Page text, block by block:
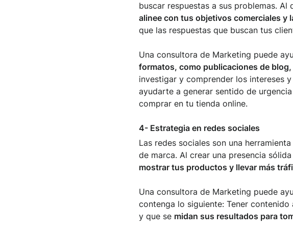
buscar respuestas a sus problemas.
alinee con tus objetivos comerciales y
que las respuestas que buscan tus
Una consultora de Marketing puede
formatos, como publicaciones de
investigar y comprender los intereses
ayudarte a generar sentido de
comprar en tu tienda online.
4- Estrategia en redes sociales
Las redes sociales son una
de marca. Al crear una presencia
mostrar tus productos y llevar más
Una consultora de Marketing puede
contenga lo siguiente: Tener
y que se midan sus resultados para